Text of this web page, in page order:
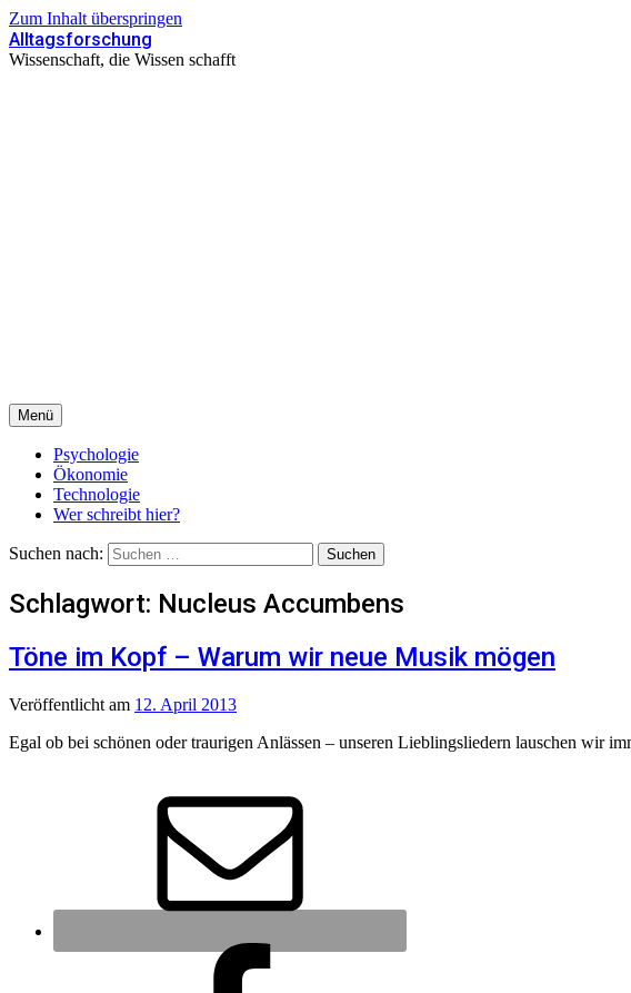
Zum Inhalt überspringen
Alltagsforschung
Wissenschaft, die Wissen schafft
Menü
Psychologie
Ökonomie
Technologie
Wer schreibt hier?
Suchen nach:
Schlagwort: Nucleus Accumbens
Töne im Kopf – Warum wir neue Musik mögen
Veröffentlicht am 12. April 2013
Egal ob bei schönen oder traurigen Anlässen – unseren Lieblingsliedern lauschen wir